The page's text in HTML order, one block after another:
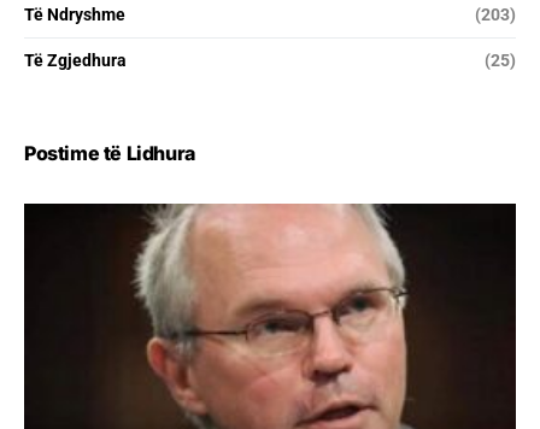
Të Ndryshme (203)
Të Zgjedhura (25)
Postime të Lidhura